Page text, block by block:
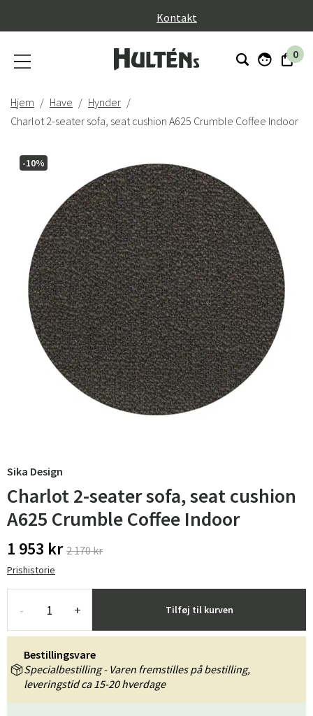
Kontakt
0
Hjem Have
Hynder
Charlot 2-seater sofa, seat cushion A625 Crumble Coffee Indoor
-10%
Sika Design
Charlot 2-seater sofa, seat cushion
A625 Crumble Coffee Indoor
1 953 kr 2 170 kr
Prishistorie
- + Tilføj til kurven
Bestillingsvare
Specialbestilling - Varen fremstilles på bestilling,
leveringstid ca 15-20 hverdage